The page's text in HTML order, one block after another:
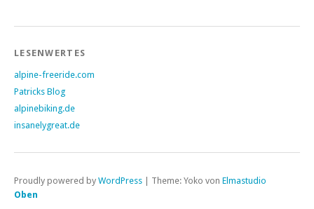
LESENWERTES
alpine-freeride.com
Patricks Blog
alpinebiking.de
insanelygreat.de
Proudly powered by WordPress Theme: Yoko von Elmastudio
Oben